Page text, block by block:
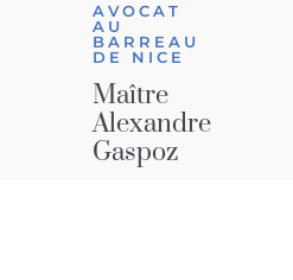
AVOCAT
AU
BARREAU
DE NICE
Maître
Alexandre
Gaspoz